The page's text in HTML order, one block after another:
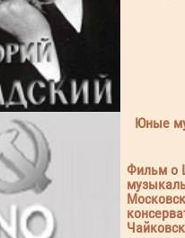
Юные
Фильм о